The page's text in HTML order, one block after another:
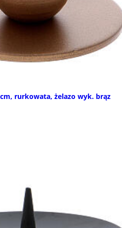
rurkowata, żelazo wyk. brąz